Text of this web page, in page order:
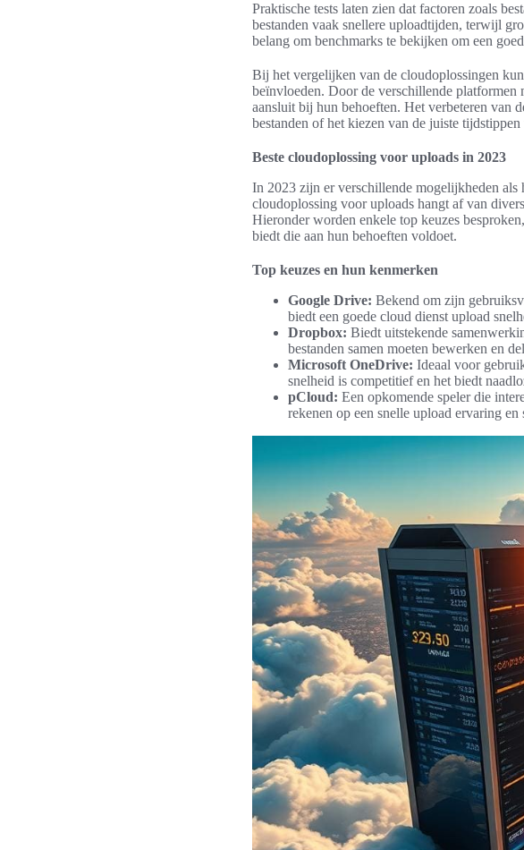
Praktische tests laten zien dat factoren zoals
bestanden vaak snellere uploadtijden, terwijl
belang om benchmarks te bekijken om een
Bij het vergelijken van de cloudoplossingen
beïnvloeden. Door de verschillende platformen
aansluit bij hun behoeften. Het verbeteren van
bestanden of het kiezen van de juiste
Beste cloudoplossing voor uploads in 2023
In 2023 zijn er verschillende mogelijkheden als
cloudoplossing voor uploads hangt af van
Hieronder worden enkele top keuzes
biedt die aan hun behoeften voldoet.
Top keuzes en hun kenmerken
Google Drive: Bekend om zijn
biedt een goede cloud dienst upload
Dropbox: Biedt uitstekende
bestanden samen moeten bewerken en
Microsoft OneDrive: Ideaal voor
snelheid is competitief en het biedt
pCloud: Een opkomende speler die
rekenen op een snelle upload ervaring